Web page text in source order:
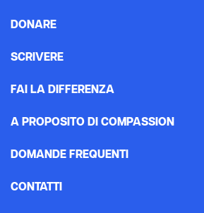
DONARE
SCRIVERE
FAI LA DIFFERENZA
A PROPOSITO DI COMPASSION
DOMANDE FREQUENTI
CONTATTI